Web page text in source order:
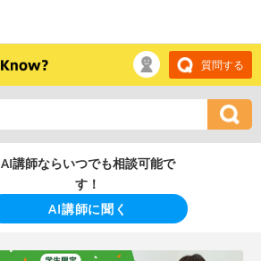
質問する
AI講師ならいつでも相談可能で
す！
AI講師に聞く